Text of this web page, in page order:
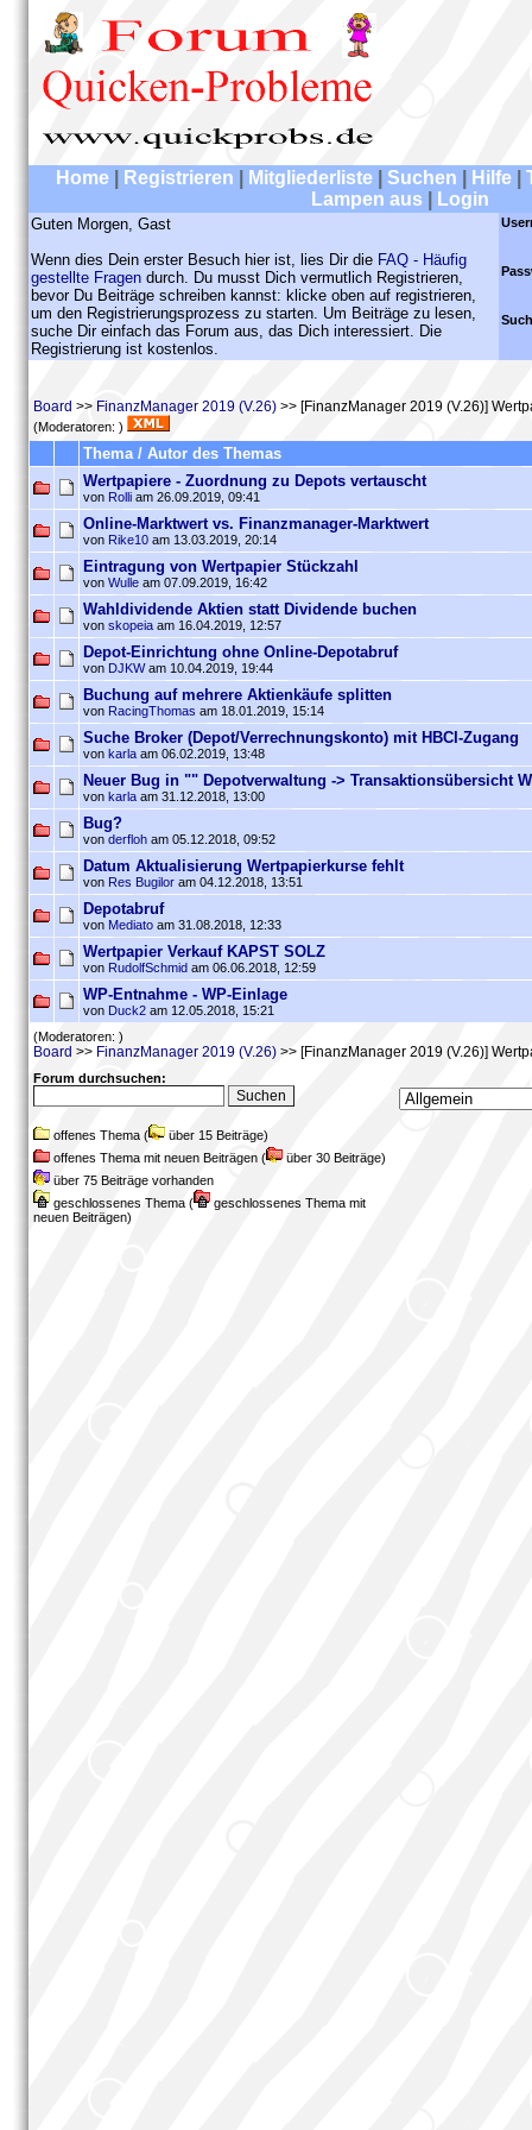
Home Registrieren Mitgliederliste Suchen Hilfe
Lampen aus
Login
Guten Morgen, Gast
Wenn dies Dein erster Besuch hier ist, lies Dir die FAQ - Häufig
gestellte Fragen durch. Du musst Dich vermutlich Registrieren,
bevor Du Beiträge schreiben kannst: klicke oben auf registrieren,
um den Registrierungsprozess zu starten. Um Beiträge zu lesen,
suche Dir einfach das Forum aus, das Dich interessiert. Die
Registrierung ist kostenlos.
Board >> FinanzManager 2019 (V.26) >> [FinanzManager 2019 (V.26)]
(Moderatoren: )
Thema / Autor des Themas
Wertpapiere - Zuordnung zu Depots vertauscht
von Rolli am 26.09.2019, 09:41
Online-Marktwert vs. Finanzmanager-Marktwert
von Rike10 am 13.03.2019, 20:14
Eintragung von Wertpapier Stückzahl
von Wulle am 07.09.2019, 16:42
Wahldividende Aktien statt Dividende buchen
von skopeia am 16.04.2019, 12:57
Depot-Einrichtung ohne Online-Depotabruf
von DJKWam 10.04.2019, 19:44
Buchung auf mehrere Aktienkäufe splitten
von RacingThomas am 18.01.2019, 15:14
Suche Broker (Depot/Verrechnungskonto) mit HBCI-Zugang
von karla am 06.02.2019, 13:48
Neuer Bug in "" Depotverwaltung -> Transaktionsübersicht
von karla am 31.12.2018, 13:00
Bug?
von derfloh am 05.12.2018, 09:52
Datum Aktualisierung Wertpapierkurse fehlt
von Res Bugilor am 04.12.2018, 13:51
Depotabruf
von Mediato am 31.08.2018, 12:33
Wertpapier Verkauf KAPST SOLZ
von RudolfSchmid am 06.06.2018, 12:59
WP-Entnahme - WP-Einlage
von Duck2 am 12.05.2018, 15:21
(Moderatoren: )
Board >> FinanzManager 2019 (V.26) >> [FinanzManager 2019 (V.26)]
Forum durchsuchen:
offenes Thema (
über 15 Beiträge)
offenes Thema mit neuen Beiträgen (
über 30 Beiträge)
über 75 Beiträge vorhanden
geschlossenes Thema (
geschlossenes Thema mit
neuen Beiträgen)